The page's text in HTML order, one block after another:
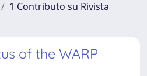
1 Contributo su Rivista
of the WARP